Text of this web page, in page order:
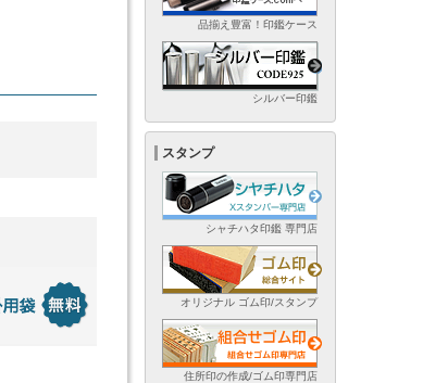
品揃え豊富！印鑑ケース
シルバー印鑑
スタンプ
シャチハタ印鑑 専門店
オリジナル ゴム印/スタンプ
住所印の作成/ゴム印専門店